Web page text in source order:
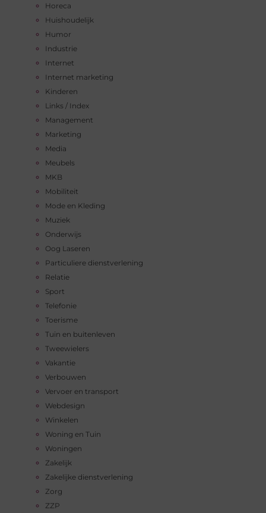
Horeca
Huishoudelijk
Humor
Industrie
Internet
Internet marketing
Kinderen
Links / Index
Management
Marketing
Media
Meubels
MKB
Mobiliteit
Mode en Kleding
Muziek
Onderwijs
Oog Laseren
Particuliere dienstverlening
Relatie
Sport
Telefonie
Toerisme
Tuin en buitenleven
Tweewielers
Vakantie
Verbouwen
Vervoer en transport
Webdesign
Winkelen
Woning en Tuin
Woningen
Zakelijk
Zakelijke dienstverlening
Zorg
ZZP